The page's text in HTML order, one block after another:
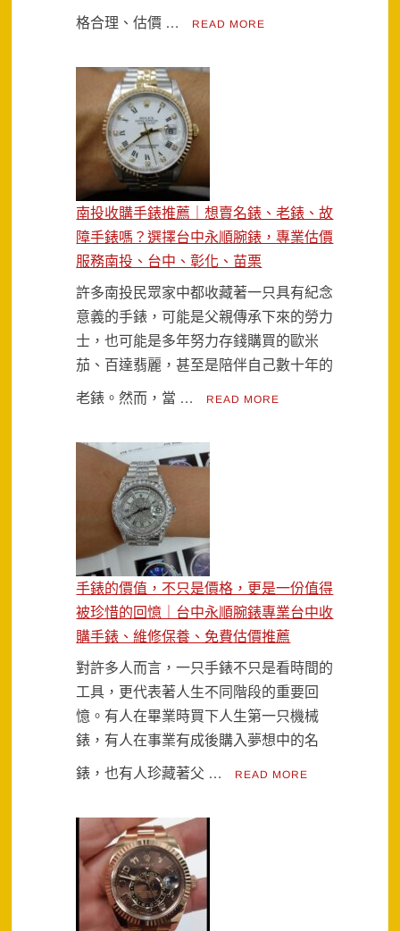
格合理、估價 … READ MORE
南投收購手錶推薦｜想賣名錶、老錶、故
障手錶嗎？選擇台中永順腕錶，專業估價
服務南投、台中、彰化、苗栗
許多南投民眾家中都收藏著一只具有紀念
意義的手錶，可能是父親傳承下來的勞力
士，也可能是多年努力存錢購買的歐米
茄、百達翡麗，甚至是陪伴自己數十年的
老錶。然而，當 … READ MORE
手錶的價值，不只是價格，更是一份值得
被珍惜的回憶｜台中永順腕錶專業台中收
購手錶、維修保養、免費估價推薦
對許多人而言，一只手錶不只是看時間的
工具，更代表著人生不同階段的重要回
憶。有人在畢業時買下人生第一只機械
錶，有人在事業有成後購入夢想中的名
錶，也有人珍藏著父 … READ MORE